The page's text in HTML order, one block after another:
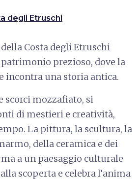
degli Etruschi
Costa degli Etruschi
prezioso, dove la
incontra una storia antica.
scorci mozzafiato, si
di mestieri e creatività,
La pittura, la scultura, la
della ceramica e dei
a un paesaggio culturale
scoperta e celebra l’anima